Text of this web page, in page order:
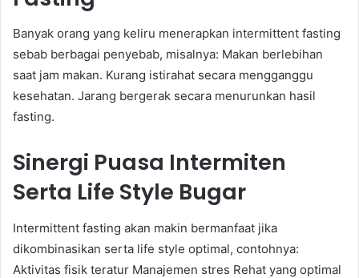
Banyak orang yang keliru menerapkan intermittent fasting
sebab berbagai penyebab, misalnya: Makan berlebihan
saat jam makan. Kurang istirahat secara mengganggu
kesehatan. Jarang bergerak secara menurunkan hasil
fasting.
Sinergi Puasa Intermiten
Serta Life Style Bugar
Intermittent fasting akan makin bermanfaat jika
dikombinasikan serta life style optimal, contohnya:
Aktivitas fisik teratur Manajemen stres Rehat yang optimal